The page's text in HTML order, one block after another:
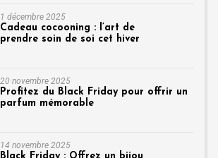
1 décembre 2025
Cadeau cocooning : l’art de
prendre soin de soi cet hiver
20 novembre 2025
Profitez du Black Friday pour offrir un
parfum mémorable
14 novembre 2025